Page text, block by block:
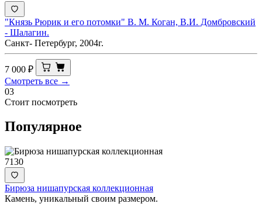
"Князь Рюрик и его потомки" В. М. Коган, В.И. Домбровский
- Шалагин.
Санкт- Петербург, 2004г.
7 000 ₽
Смотреть все →
03
Стоит посмотреть
Популярное
7130
Бирюза нишапурская коллекционная
Камень, уникальный своим размером.